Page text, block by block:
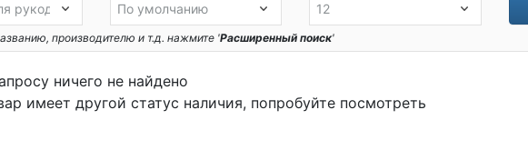
производителю и т.д. нажмите 'Расширенный поиск'
ничего не найдено
имеет другой статус наличия, попробуйте посмотреть